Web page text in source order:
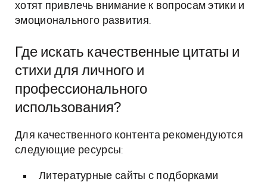
хотят привлечь внимание к вопросам этики и
эмоционального развития.
Где искать качественные цитаты и
стихи для личного и
профессионального
использования?
Для качественного контента рекомендуются
следующие ресурсы:
Литературные сайты с подборками